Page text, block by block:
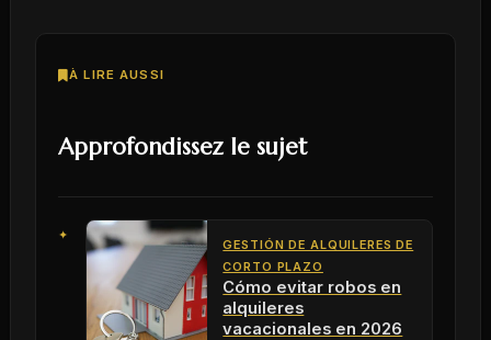
À LIRE AUSSI
Approfondissez le sujet
GESTIÓN DE ALQUILERES DE
CORTO PLAZO
Cómo evitar robos en
alquileres
vacacionales en 2026